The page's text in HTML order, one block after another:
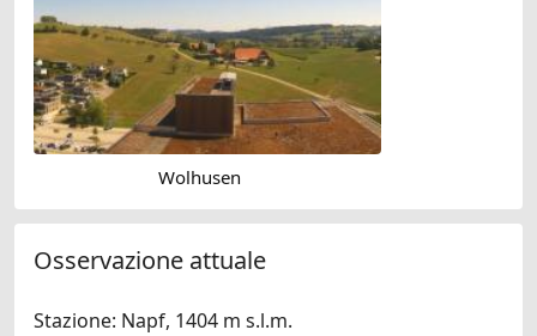
Wolhusen
Osservazione attuale
Stazione: Napf, 1404 m s.l.m.